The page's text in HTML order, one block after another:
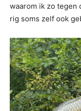
waarom ik zo tegen
rig soms zelf ook